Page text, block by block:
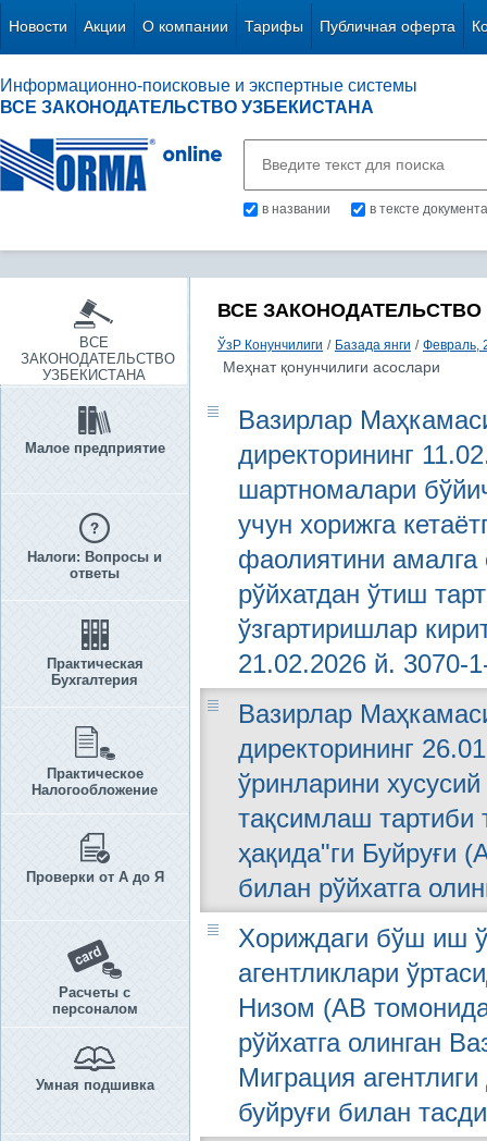
Новости Акции О компании Тарифы Публичная оферта
Информационно-поисковые и экспертные системы
ВСЕ ЗАКОНОДАТЕЛЬСТВО УЗБЕКИСТАНА
в названии в тексте документа
ВСЕ
ЗАКОНОДАТЕЛЬСТВО
УЗБЕКИСТАНА
Малое предприятие
Налоги: Вопросы и
ответы
Практическая
Бухгалтерия
Практическое
Налогообложение
Проверки от А до Я
Расчеты с
персоналом
Умная подшивка
ВСЕ ЗАКОНОДАТЕЛЬСТВО
ЎзР Конунчилиги / Базада янги / Февраль,
Меҳнат қонунчилиги асослари
Вазирлар
директорининг
шартномалари
учун хорижга
фаолиятини амалга
рўйхатдан ўтиш
ўзгартиришлар
21.02.2026 й. 3070-
Вазирлар
директорининг
ўринларини
тақсимлаш тартиби
ҳақида"ги Буйруғи
билан рўйхатга
Хориждаги бўш иш
агентликлари
Низом (АВ
рўйхатга олинган
Миграция
буйруғи билан